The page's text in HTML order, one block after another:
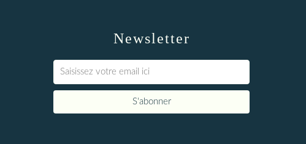
Newsletter